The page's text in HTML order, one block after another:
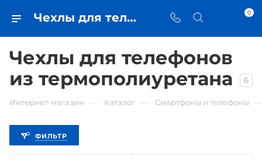
Чехлы для телефонов из термополиуретана • купить чехол в Самаре - iЧехол 0
Чехлы для телефонов
из термополиуретана
6
Интернет-магазин Каталог Смартфоны и телефоны
ФИЛЬТР